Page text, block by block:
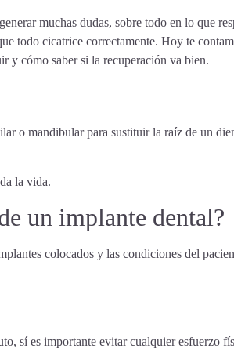
muchas dudas, sobre todo en lo que
todo cicatrice correctamente. Hoy te
y cómo saber si la recuperación va bien.
o mandibular para sustituir la raíz de un
la vida.
un implante dental?
colocados y las condiciones del
sí es importante evitar cualquier esfuerzo